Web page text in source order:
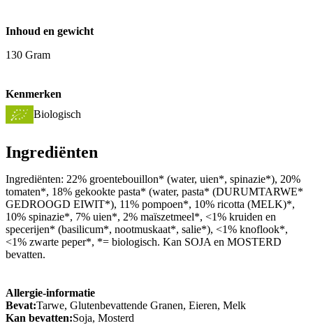
Inhoud en gewicht
130 Gram
Kenmerken
Biologisch
Ingrediënten
Ingrediënten: 22% groentebouillon* (water, uien*, spinazie*), 20%
tomaten*, 18% gekookte pasta* (water, pasta* (DURUMTARWE*
GEDROOGD EIWIT*), 11% pompoen*, 10% ricotta (MELK)*,
10% spinazie*, 7% uien*, 2% maïszetmeel*, <1% kruiden en
specerijen* (basilicum*, nootmuskaat*, salie*), <1% knoflook*,
<1% zwarte peper*, *= biologisch. Kan SOJA en MOSTERD
bevatten.
Allergie-informatie
Bevat:Tarwe, Glutenbevattende Granen, Eieren, Melk
Kan bevatten:Soja, Mosterd